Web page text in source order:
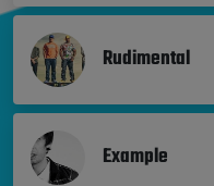
Rudimental
Example